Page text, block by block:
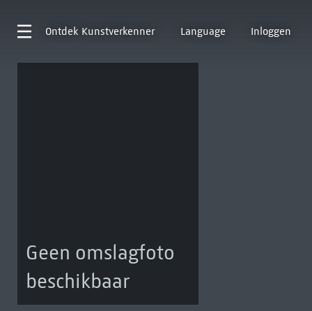
Ontdek Kunstverkenner Language Inloggen
Geen omslagfoto
beschikbaar